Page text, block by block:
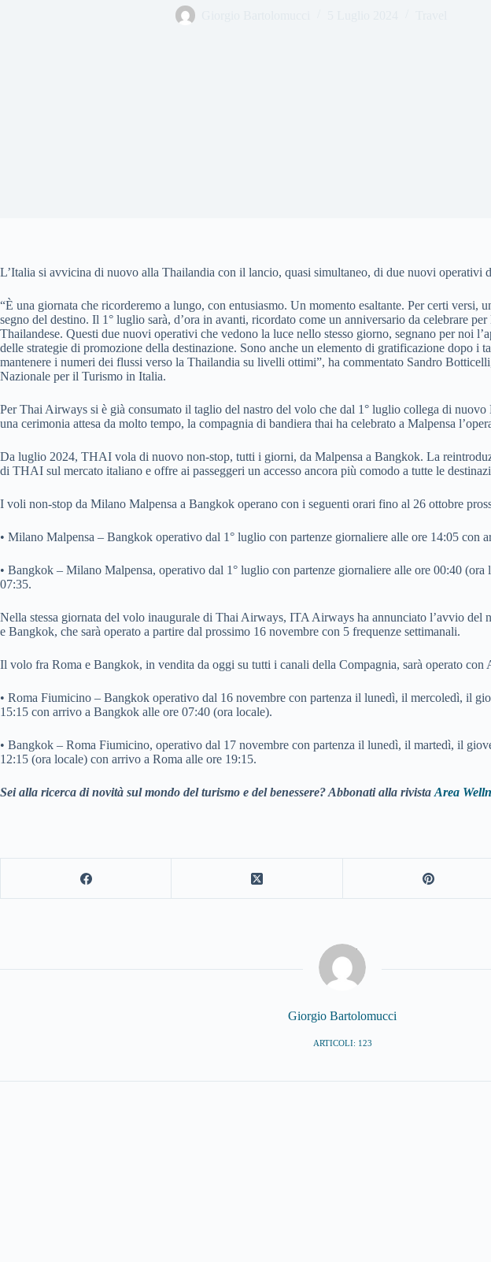
L’Italia si avvicina di nuovo alla Thailandia con il lancio, quasi simultaneo, di due nuovi operativi
“È una giornata che ricorderemo a lungo, con entusiasmo. Un momento esaltante. Per certi versi,
segno del destino. Il 1° luglio sarà, d’ora in avanti, ricordato come un anniversario da celebrare
Thailandese. Questi due nuovi operativi che vedono la luce nello stesso giorno, segnano per noi
delle strategie di promozione della destinazione. Sono anche un elemento di gratificazione dopo i
mantenere i numeri dei flussi verso la Thailandia su livelli ottimi”, ha commentato Sandro
Nazionale per il Turismo in Italia.
Per Thai Airways si è già consumato il taglio del nastro del volo che dal 1° luglio collega di nuovo
una cerimonia attesa da molto tempo, la compagnia di bandiera thai ha celebrato a Malpensa
Da luglio 2024, THAI vola di nuovo non-stop, tutti i giorni, da Malpensa a Bangkok. La
di THAI sul mercato italiano e offre ai passeggeri un accesso ancora più comodo a tutte le
I voli non-stop da Milano Malpensa a Bangkok operano con i seguenti orari fino al 26 ottobre
• Milano Malpensa – Bangkok operativo dal 1° luglio con partenze giornaliere alle ore 14:05 con
• Bangkok – Milano Malpensa, operativo dal 1° luglio con partenze giornaliere alle ore 00:40
07:35.
Nella stessa giornata del volo inaugurale di Thai Airways, ITA Airways ha annunciato l’avvio
e Bangkok, che sarà operato a partire dal prossimo 16 novembre con 5 frequenze settimanali.
Il volo fra Roma e Bangkok, in vendita da oggi su tutti i canali della Compagnia, sarà operato con
• Roma Fiumicino – Bangkok operativo dal 16 novembre con partenza il lunedì, il mercoledì, il
15:15 con arrivo a Bangkok alle ore 07:40 (ora locale).
• Bangkok – Roma Fiumicino, operativo dal 17 novembre con partenza il lunedì, il martedì, il
12:15 (ora locale) con arrivo a Roma alle ore 19:15.
Sei alla ricerca di novità sul mondo del turismo e del benessere? Abbonati alla rivista Area
Giorgio Bartolomucci
ARTICOLI: 123